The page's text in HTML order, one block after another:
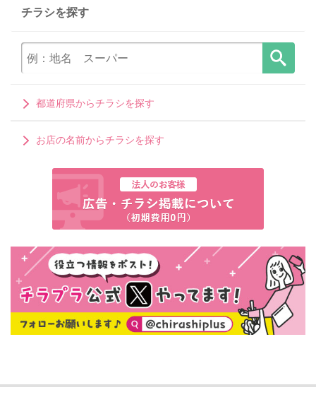
チラシを探す
都道府県からチラシを探す
お店の名前からチラシを探す